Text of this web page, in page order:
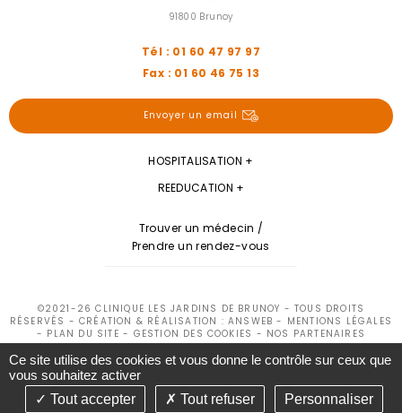
91800 Brunoy
Tél : 01 60 47 97 97
Fax : 01 60 46 75 13
Envoyer un email
HOSPITALISATION
REEDUCATION
Trouver un médecin /
Prendre un rendez-vous
©2021-26 CLINIQUE LES JARDINS DE BRUNOY - TOUS DROITS
RÉSERVÉS - CRÉATION & RÉALISATION : ANSWEB - MENTIONS LÉGALES
- PLAN DU SITE - GESTION DES COOKIES - NOS PARTENAIRES
Ce site utilise des cookies et vous donne le contrôle sur ceux que
vous souhaitez activer
Tout accepter
Tout refuser Personnaliser